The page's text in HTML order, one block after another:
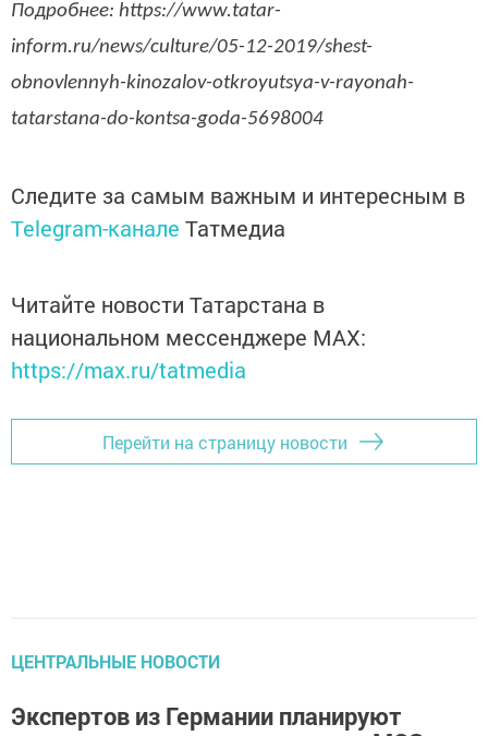
Подробнее: https://www.tatar-
inform.ru/news/culture/05-12-2019/shest-
obnovlennyh-kinozalov-otkroyutsya-v-rayonah-
tatarstana-do-kontsa-goda-5698004
Следите за самым важным и интересным в
Telegram-канале Татмедиа
Читайте новости Татарстана в
национальном мессенджере MАХ:
https://max.ru/tatmedia
Перейти на страницу новости
ЦЕНТРАЛЬНЫЕ НОВОСТИ
Экспертов из Германии планируют